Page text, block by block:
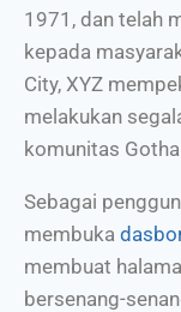
1971, dan telah
kepada
City, XYZ
melakukan
komunitas
Sebagai
membuka
membuat
bersenang-